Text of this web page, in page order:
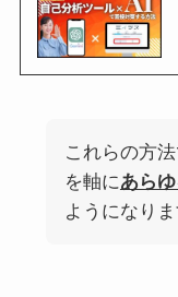
これらの方
を軸にあら
ようになりま